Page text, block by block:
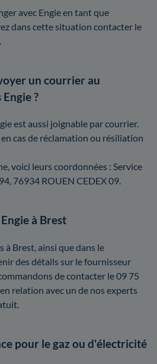
avec Engie en tant que
dans cette situation contacter le
un courrier au
?
est aussi joignable par courrier.
cas de réclamation ou résiliation
voici leurs coordonnées : Service
76934 ROUEN CEDEX 09.
à Brest
à Brest, ainsi que dans le
des détails sur le fournisseur
de contacter le 09 75
relation avec un de nos experts
pour le gaz ou d'électricité